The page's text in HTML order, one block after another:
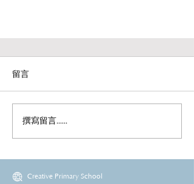
留言
撰寫留言......
Creative Primary School